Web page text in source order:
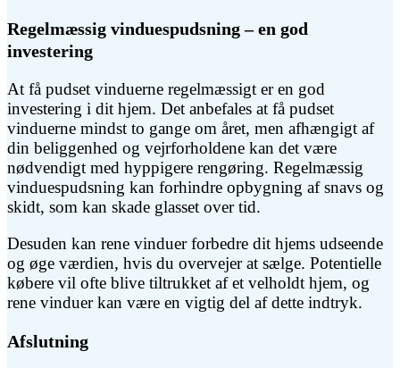
Regelmæssig vinduespudsning – en god
investering
At få pudset vinduerne regelmæssigt er en god
investering i dit hjem. Det anbefales at få pudset
vinduerne mindst to gange om året, men afhængigt af
din beliggenhed og vejrforholdene kan det være
nødvendigt med hyppigere rengøring. Regelmæssig
vinduespudsning kan forhindre opbygning af snavs og
skidt, som kan skade glasset over tid.
Desuden kan rene vinduer forbedre dit hjems udseende
og øge værdien, hvis du overvejer at sælge. Potentielle
købere vil ofte blive tiltrukket af et velholdt hjem, og
rene vinduer kan være en vigtig del af dette indtryk.
Afslutning